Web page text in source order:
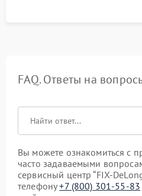
FAQ. Ответы на
Вы можете ознакомиться с
часто задаваемыми
сервисный центр “FIX-
телефону+7 (800) 301-55-83